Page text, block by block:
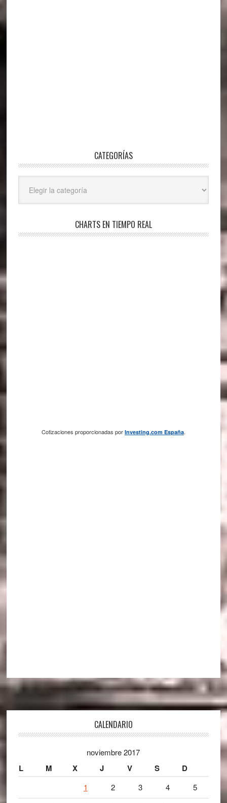
CATEGORÍAS
CHARTS EN TIEMPO REAL
Cotizaciones proporcionadas por Investing.com España.
CALENDARIO
noviembre 2017
L M X J V S D
1 2 3 4 5